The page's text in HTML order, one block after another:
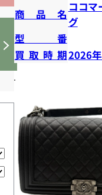
商品名
ココマ
グ
型番
買取時期2026